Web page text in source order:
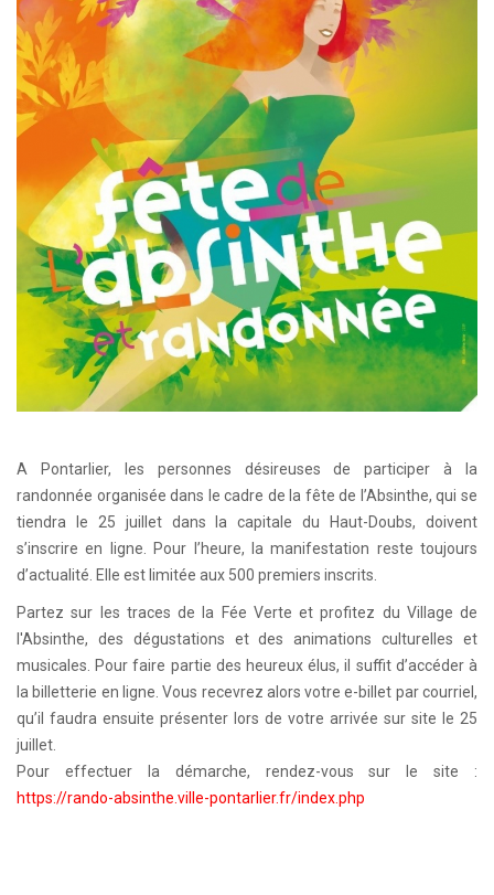
A Pontarlier, les personnes désireuses de participer à la
randonnée organisée dans le cadre de la fête de l’Absinthe, qui se
tiendra le 25 juillet dans la capitale du Haut-Doubs, doivent
s’inscrire en ligne. Pour l’heure, la manifestation reste toujours
d’actualité. Elle est limitée aux 500 premiers inscrits.
Partez sur les traces de la Fée Verte et profitez du Village de
l'Absinthe, des dégustations et des animations culturelles et
musicales. Pour faire partie des heureux élus, il suffit d’accéder à
la billetterie en ligne. Vous recevrez alors votre e-billet par courriel,
qu’il faudra ensuite présenter lors de votre arrivée sur site le 25
juillet.
Pour effectuer la démarche, rendez-vous sur le site :
https://rando-absinthe.ville-pontarlier.fr/index.php